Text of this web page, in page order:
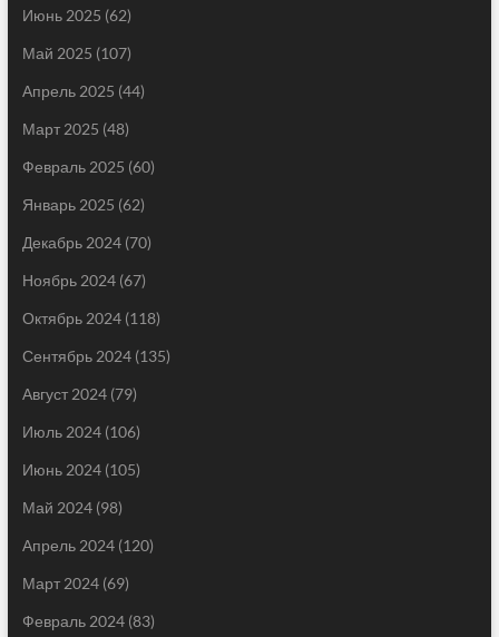
Июнь 2025 (62)
Май 2025 (107)
Апрель 2025 (44)
Март 2025 (48)
Февраль 2025 (60)
Январь 2025 (62)
Декабрь 2024(70)
Ноябрь 2024(67)
Октябрь 2024(118)
Сентябрь 2024(135)
Август 2024(79)
Июль 2024(106)
Июнь 2024(105)
Май 2024(98)
Апрель 2024(120)
Март 2024(69)
Февраль 2024(83)